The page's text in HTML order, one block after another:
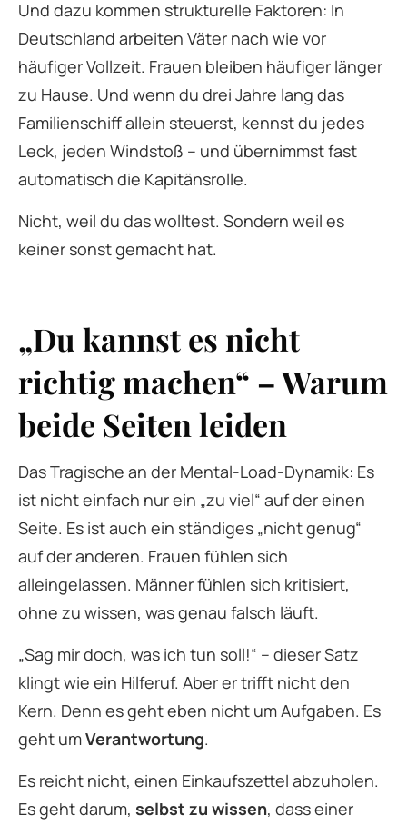
Und dazu kommen strukturelle Faktoren: In
Deutschland arbeiten Väter nach wie vor
häufiger Vollzeit. Frauen bleiben häufiger länger
zu Hause. Und wenn du drei Jahre lang das
Familienschiff allein steuerst, kennst du jedes
Leck, jeden Windstoß – und übernimmst fast
automatisch die Kapitänsrolle.
Nicht, weil du das wolltest. Sondern weil es
keiner sonst gemacht hat.
„Du kannst es nicht
richtig machen“ – Warum
beide Seiten leiden
Das Tragische an der Mental-Load-Dynamik: Es
ist nicht einfach nur ein „zu viel“ auf der einen
Seite. Es ist auch ein ständiges „nicht genug“
auf der anderen. Frauen fühlen sich
alleingelassen. Männer fühlen sich kritisiert,
ohne zu wissen, was genau falsch läuft.
„Sag mir doch, was ich tun soll!“ – dieser Satz
klingt wie ein Hilferuf. Aber er trifft nicht den
Kern. Denn es geht eben nicht um Aufgaben. Es
geht umVerantwortung.
Es reicht nicht, einen Einkaufszettel abzuholen.
Es geht darum, selbst zu wissen, dass einer